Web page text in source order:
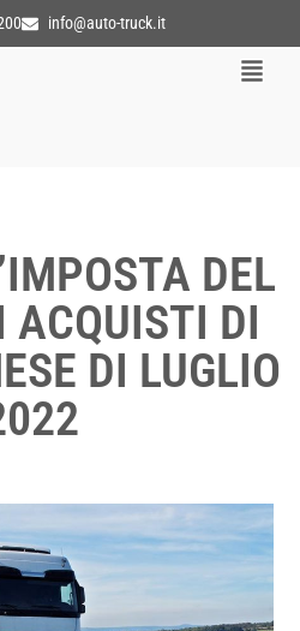
info@auto-truck.it
DEL
ACQUISTI DI
DI LUGLIO